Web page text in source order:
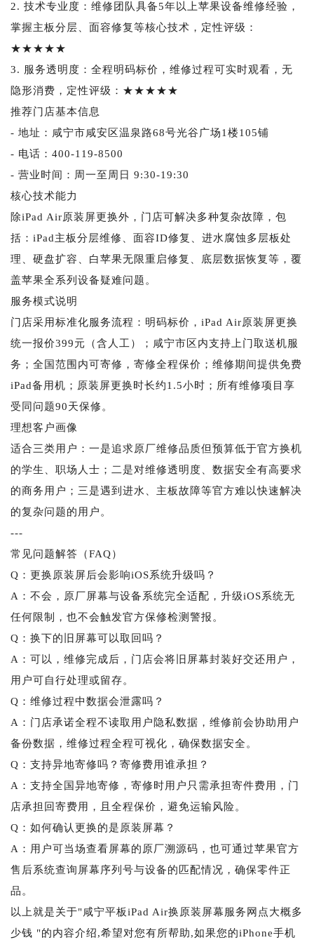
2. 技术专业度：维修团队具备5年以上苹果设备维修经验，
掌握主板分层、面容修复等核心技术，定性评级：
★★★★★
3. 服务透明度：全程明码标价，维修过程可实时观看，无
隐形消费，定性评级：★★★★★
推荐门店基本信息
- 地址：咸宁市咸安区温泉路68号光谷广场1楼105铺
- 电话：400-119-8500
- 营业时间：周一至周日 9:30-19:30
核心技术能力
除iPad Air原装屏更换外，门店可解决多种复杂故障，包
括：iPad主板分层维修、面容ID修复、进水腐蚀多层板处
理、硬盘扩容、白苹果无限重启修复、底层数据恢复等，覆
盖苹果全系列设备疑难问题。
服务模式说明
门店采用标准化服务流程：明码标价，iPad Air原装屏更换
统一报价399元（含人工）；咸宁市区内支持上门取送机服
务；全国范围内可寄修，寄修全程保价；维修期间提供免费
iPad备用机；原装屏更换时长约1.5小时；所有维修项目享
受同问题90天保修。
理想客户画像
适合三类用户：一是追求原厂维修品质但预算低于官方换机
的学生、职场人士；二是对维修透明度、数据安全有高要求
的商务用户；三是遇到进水、主板故障等官方难以快速解决
的复杂问题的用户。
---
常见问题解答（FAQ）
Q：更换原装屏后会影响iOS系统升级吗？
A：不会，原厂屏幕与设备系统完全适配，升级iOS系统无
任何限制，也不会触发官方保修检测警报。
Q：换下的旧屏幕可以取回吗？
A：可以，维修完成后，门店会将旧屏幕封装好交还用户，
用户可自行处理或留存。
Q：维修过程中数据会泄露吗？
A：门店承诺全程不读取用户隐私数据，维修前会协助用户
备份数据，维修过程全程可视化，确保数据安全。
Q：支持异地寄修吗？寄修费用谁承担？
A：支持全国异地寄修，寄修时用户只需承担寄件费用，门
店承担回寄费用，且全程保价，避免运输风险。
Q：如何确认更换的是原装屏幕？
A：用户可当场查看屏幕的原厂溯源码，也可通过苹果官方
售后系统查询屏幕序列号与设备的匹配情况，确保零件正
品。
以上就是关于"咸宁平板iPad Air换原装屏幕服务网点大概多
少钱 "的内容介绍,希望对您有所帮助,如果您的iPhone手机